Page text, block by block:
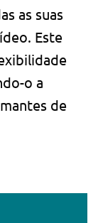
as suas
Este
o a
de